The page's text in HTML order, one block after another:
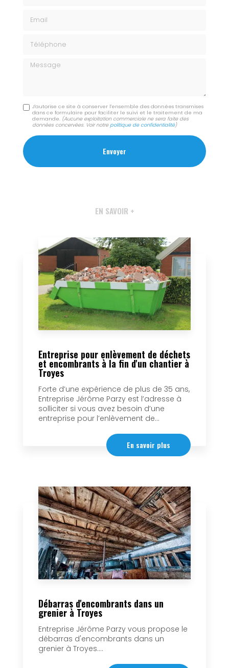
Message
J'autorise ce site à conserver l'ensemble des données transmises
dans ce formulaire pour faciliter le suivi et le traitement de ma
demande. (Aucune exploitation commerciale ne sera faite des
données concervées. Voir notrepolitique de confidentialité)
EN SAVOIR +
Entreprise pour enlèvement de déchets
et encombrants à la fin d'un chantier à
Troyes
Forte d’une expérience de plus de 35 ans,
Entreprise Jérôme Parzy est l’adresse à
solliciter si vous avez besoin d’une
entreprise pour l’enlèvement de...
En savoir plus
Débarras d'encombrants dans un
grenier à Troyes
Entreprise Jérôme Parzy vous propose le
débarras d'encombrants dans un
grenier à Troyes....